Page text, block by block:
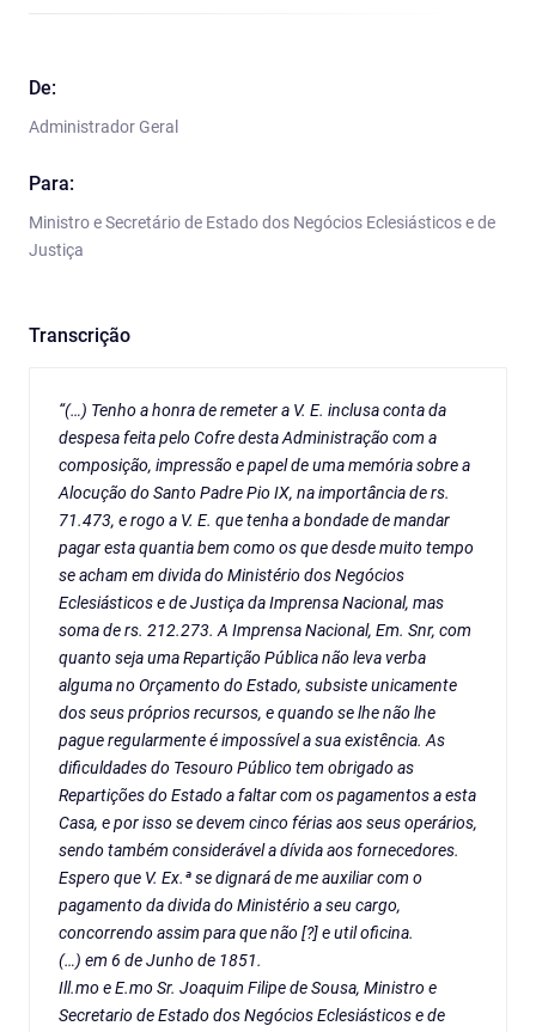
De:
Administrador Geral
Para:
Ministro e Secretário de Estado dos Negócios Eclesiásticos e de
Justiça
Transcrição
“(…) Tenho a honra de remeter a V. E. inclusa conta da
despesa feita pelo Cofre desta Administração com a
composição, impressão e papel de uma memória sobre a
Alocução do Santo Padre Pio IX, na importância de rs.
71.473, e rogo a V. E. que tenha a bondade de mandar
pagar esta quantia bem como os que desde muito tempo
se acham em divida do Ministério dos Negócios
Eclesiásticos e de Justiça da Imprensa Nacional, mas
soma de rs. 212.273. A Imprensa Nacional, Em. Snr, com
quanto seja uma Repartição Pública não leva verba
alguma no Orçamento do Estado, subsiste unicamente
dos seus próprios recursos, e quando se lhe não lhe
pague regularmente é impossível a sua existência. As
dificuldades do Tesouro Público tem obrigado as
Repartições do Estado a faltar com os pagamentos a esta
Casa, e por isso se devem cinco férias aos seus operários,
sendo também considerável a dívida aos fornecedores.
Espero que V. Ex.ª se dignará de me auxiliar com o
pagamento da divida do Ministério a seu cargo,
concorrendo assim para que não [?] e util oficina.
(…) em 6 de Junho de 1851.
Ill.mo e E.mo Sr. Joaquim Filipe de Sousa, Ministro e
Secretario de Estado dos Negócios Eclesiásticos e de